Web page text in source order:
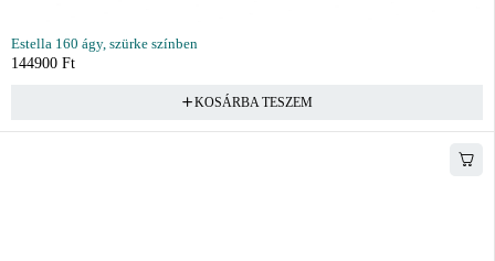
Estella 160 ágy, szürke színben
144900 Ft
KOSÁRBA TESZEM